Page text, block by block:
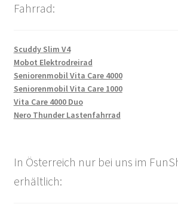
Fahrrad:
Scuddy Slim V4
Mobot Elektrodreirad
Seniorenmobil Vita Care 4000
Seniorenmobil Vita Care 1000
Vita Care 4000 Duo
Nero Thunder Lastenfahrrad
In Österreich nur bei uns im
erhältlich: